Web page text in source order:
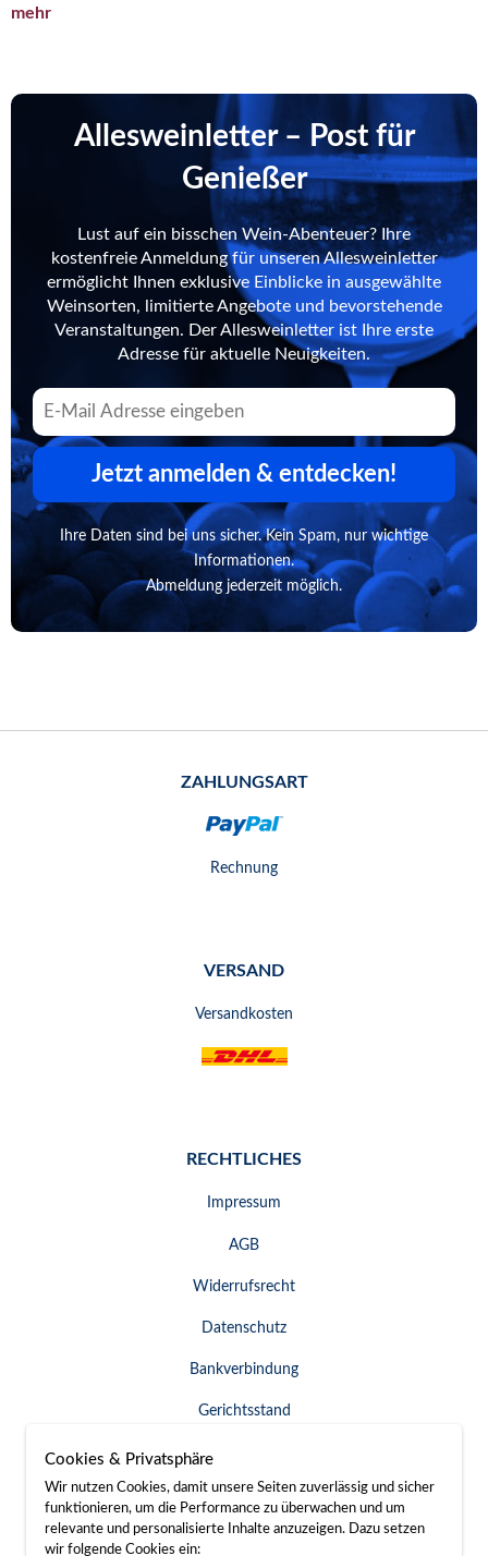
mehr
Allesweinletter – Post für
Genießer
Lust auf ein bisschen Wein-Abenteuer? Ihre
kostenfreie Anmeldung für unseren Allesweinletter
ermöglicht Ihnen exklusive Einblicke in ausgewählte
Weinsorten, limitierte Angebote und bevorstehende
Veranstaltungen. Der Allesweinletter ist Ihre erste
Adresse für aktuelle Neuigkeiten.
Jetzt anmelden & entdecken!
Ihre Daten sind bei uns sicher. Kein Spam, nur wichtige
Informationen.
Abmeldung jederzeit möglich.
ZAHLUNGSART
Rechnung
VERSAND
Versandkosten
RECHTLICHES
Impressum
AGB
Widerrufsrecht
Datenschutz
Bankverbindung
Gerichtsstand
Widerruf erklären
SERVICE & KONTAKT
Cookies & Privatsphäre
Wir nutzen Cookies, damit unsere Seiten zuverlässig und sicher
funktionieren, um die Performance zu überwachen und um
relevante und personalisierte Inhalte anzuzeigen. Dazu setzen
wir folgende Cookies ein: